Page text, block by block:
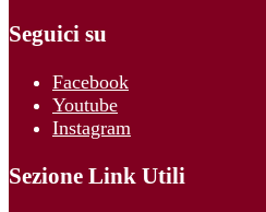
Seguici su
Facebook
Youtube
Instagram
Sezione Link Utili